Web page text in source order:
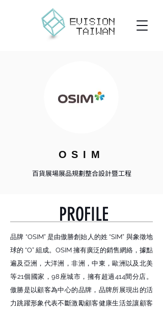
OSIM
百貨展場展品規劃整合設計暨工程
PROFILE
品牌 “OSIM” 是由傲勝創始人的姓 “SIM” 與象徵地
球的 “O” 組成。OSIM 擁有廣泛的銷售網絡，據點
遍及亞洲，大洋洲，非洲，中東，歐洲以及北美
等21個國家，98座城市，擁有超過414間分店。
傲勝是以顧客為中心的品牌，品牌所展現出的活
力跳躍形象代表不斷激勵顧客健康生活並讓顧客